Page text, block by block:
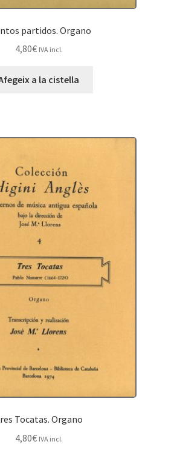
partidos. Organo
4,80€ IVA incl.
a la cistella
Tocatas. Organo
4,80€ IVA incl.